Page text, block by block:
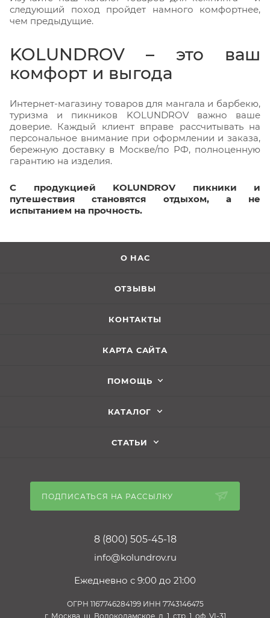
следующий поход пройдет намного комфортнее,
чем предыдущие.
KOLUNDROV – это ваш
комфорт и выгода
Интернет-магазину товаров для мангала и барбекю,
туризма и пикников KOLUNDROV важно ваше
доверие. Каждый клиент вправе рассчитывать на
персональное внимание при оформлении и заказа,
бережную доставку в Москве/по РФ, полноценную
гарантию на изделия.
С продукцией KOLUNDROV пикники и
путешествия становятся отдыхом, а не
испытанием на прочность.
О НАС
ОТЗЫВЫ
КОНТАКТЫ
КАРТА САЙТА
ПОМОЩЬ
КАТАЛОГ
СТАТЬИ
ПОДПИСАТЬСЯ НА РАССЫЛКУ
8 (800) 505-45-18
info@kolundrov.ru
Ежедневно с 9:00 до 21:00
ОГРН 1167746284199 ИНН 7743146475
г. Москва, ш. Волоколамское, д. 1, стр. 1, оф. VI-31